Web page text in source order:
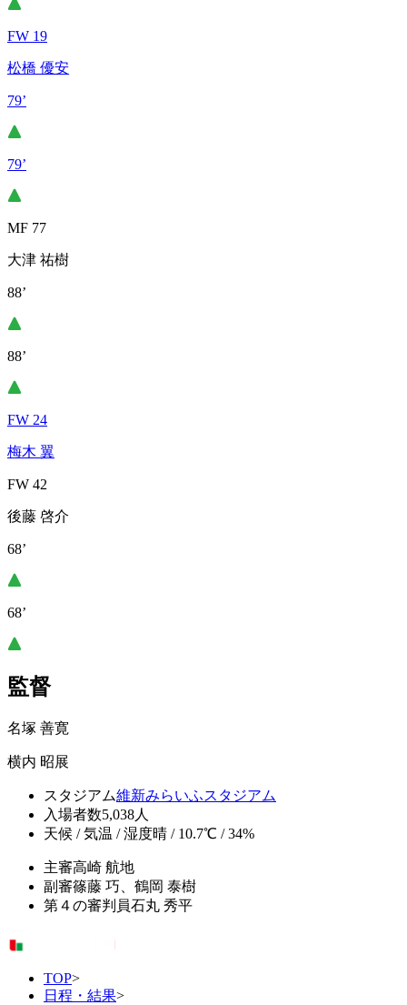
FW 19
松橋 優安
79’
79’
MF 77
大津 祐樹
88’
88’
FW 24
梅木 翼
FW 42
後藤 啓介
68’
68’
監督
名塚 善寛
横内 昭展
スタジアム維新みらいふスタジアム
入場者数5,038人
天候 / 気温 / 湿度晴 / 10.7℃ / 34%
主審高崎 航地
副審篠藤 巧、鶴岡 泰樹
第４の審判員石丸 秀平
TOP>
日程・結果>